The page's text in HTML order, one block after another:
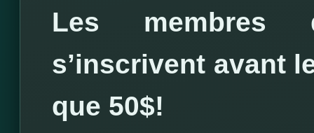
Les membres
s’inscrivent avant
que 50$!